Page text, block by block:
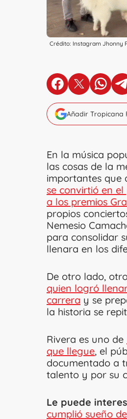
Crédito: Instagram Jhonny
en Facebook
en X en
Añadir Tropicana
En la música
las cosas de la
importantes que
se convirtió en
a los premios
propios
Nemesio
para consolidar
llenara en los
De otro lado,
quien logró
carrera y se
la historia se
Rivera es uno de
que llegue, el
documentado a
talento y por su
Le puede
cumplió sueño